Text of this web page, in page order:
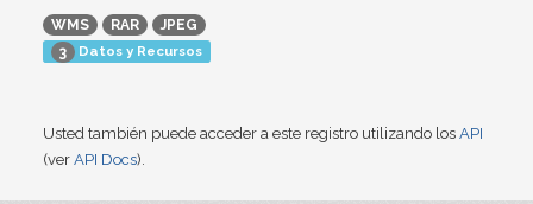
WMS RAR
JPEG
3 Datos y Recursos
Usted también puede acceder a este registro utilizando los API
(ver API Docs).